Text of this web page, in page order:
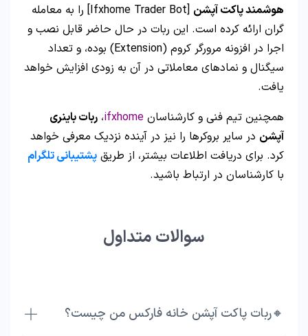
هوشمند پاکت آپشن
[Ifxhome Trader Bot] را به معامله
گران ارائه کرده است. این ربات در حال حاضر قابل نصب و
اجرا در افزونه مرورگر کروم (Extension) بوده، و تعداد
سیگنال و نمادهای معاملاتی در آن به زودی افزایش خواهد
یافت.
همچنین تیم فنی و کارشناسان ifxhome، ربات باینری
آپشن در سایر بروکرها را نیز در آینده نزدیک معرفی خواهد
کرد. برای دریافت اطلاعات بیشتر، از طریق پشتیبانی تلگرام
با کارشناسان در ارتباط باشید.
سوالات متداول
🔸ربات پاکت آپشن خانه فارکس من چیست؟